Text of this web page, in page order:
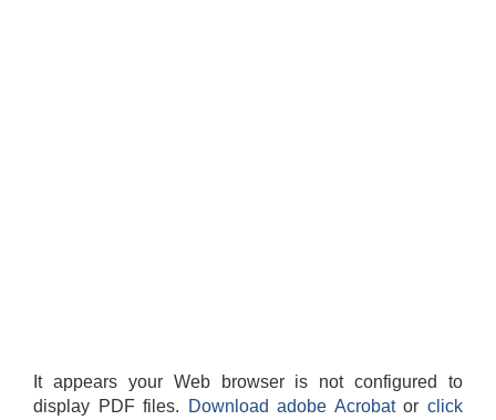
It appears your Web browser is not configured to
display PDF files.
Download adobe Acrobatorclick